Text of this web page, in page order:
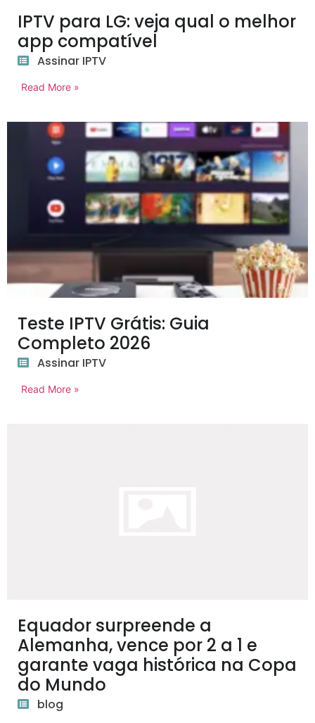
IPTV para LG: veja qual o melhor
app compatível
Assinar IPTV
Read More »
Teste IPTV Grátis: Guia
Completo 2026
Assinar IPTV
Read More »
Equador surpreende a
Alemanha, vence por 2 a 1 e
garante vaga histórica na Copa
do Mundo
blog